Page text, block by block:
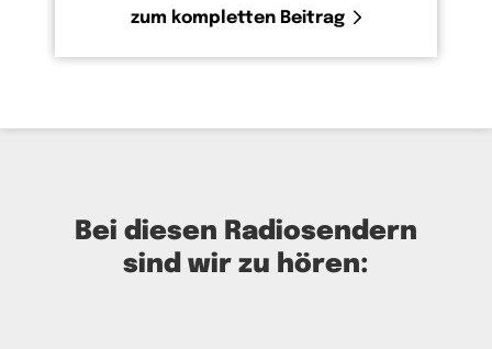
zum kompletten Beitrag
Bei diesen Radiosendern
sind wir zu hören: